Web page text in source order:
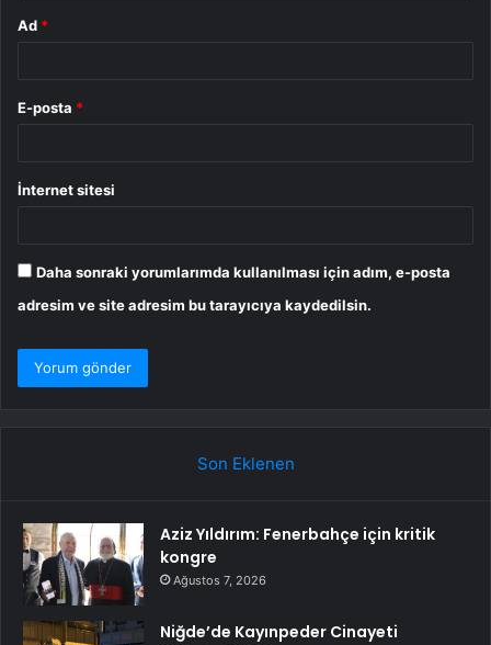
Ad *
E-posta *
İnternet sitesi
Daha sonraki yorumlarımda kullanılması için adım, e-posta
adresim ve site adresim bu tarayıcıya kaydedilsin.
Son Eklenen
Aziz Yıldırım: Fenerbahçe için kritik
kongre
Ağustos 7, 2026
Niğde’de Kayınpeder Cinayeti